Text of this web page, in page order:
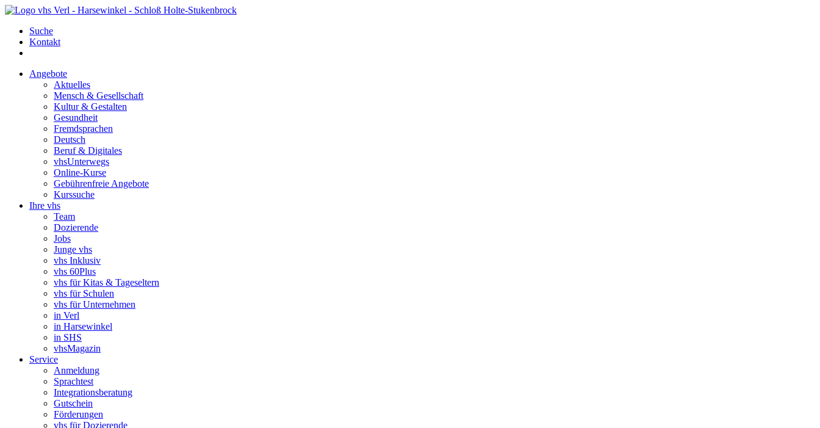
Suche
Kontakt
Angebote
Aktuelles
Mensch & Gesellschaft
Kultur & Gestalten
Gesundheit
Fremdsprachen
Deutsch
Beruf & Digitales
vhsUnterwegs
Online-Kurse
Gebührenfreie Angebote
Kurssuche
Ihre vhs
Team
Dozierende
Jobs
Junge vhs
vhs Inklusiv
vhs 60Plus
vhs für Kitas & Tageseltern
vhs für Schulen
vhs für Unternehmen
in Verl
in Harsewinkel
in SHS
vhsMagazin
Service
Anmeldung
Sprachtest
Integrationsberatung
Gutschein
Förderungen
vhs für Dozierende